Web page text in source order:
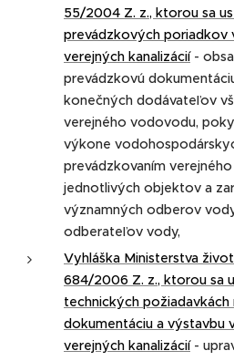
55/2004 Z. z., ktorou sa
prevádzkových
verejných kanalizácií-
prevádzkovú
konečných dodávateľov
verejného vodovodu,
výkone
prevádzkovaním
jednotlivých objektov a
významných odberov
odberateľov vody,
Vyhláška Ministerstva
684/2006 Z. z., ktorou sa
technických
dokumentáciu a výstavbu
verejných kanalizácií-